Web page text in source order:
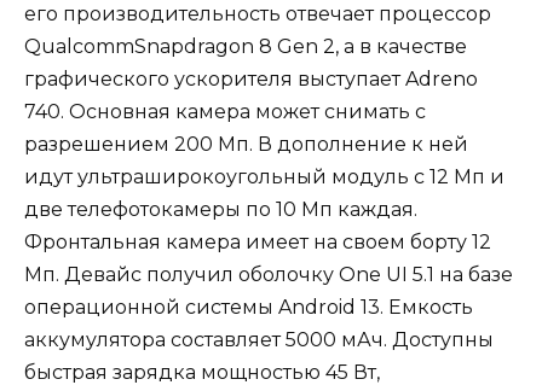
его производительность отвечает процессор
QualcommSnapdragon 8 Gen 2, а в качестве
графического ускорителя выступает Adreno
740. Основная камера может снимать с
разрешением 200 Мп. В дополнение к ней
идут ультраширокоугольный модуль с 12 Мп и
две телефотокамеры по 10 Мп каждая.
Фронтальная камера имеет на своем борту 12
Мп. Девайс получил оболочку One UI 5.1 на базе
операционной системы Android 13. Емкость
аккумулятора составляет 5000 мАч. Доступны
быстрая зарядка мощностью 45 Вт,